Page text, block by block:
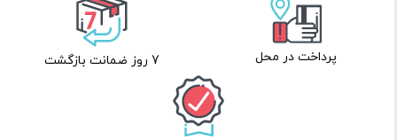
پرداخت در محل 7 روز ضمانت بازگشت